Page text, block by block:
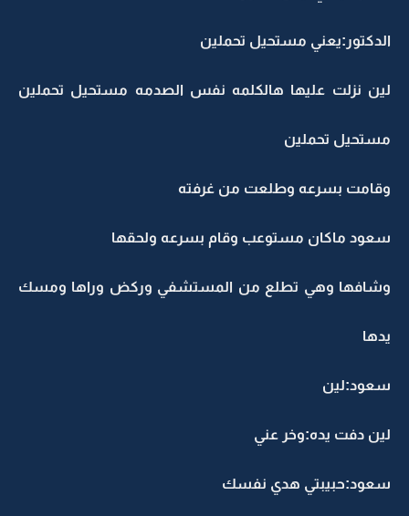
الدكتور:يعني مستحيل تحملين
لين نزلت عليها هالكلمه نفس الصدمه مستحيل تحملين
مستحيل تحملين
وقامت بسرعه وطلعت من غرفته
سعود ماكان مستوعب وقام بسرعه ولحقها
وشافها وهي تطلع من المستشفي وركض وراها ومسك
يدها
سعود:لين
لين دفت يده:وخر عني
سعود:حبيبتي هدي نفسك